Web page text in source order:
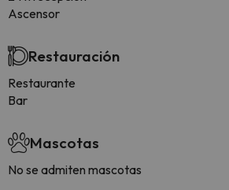
Ascensor
Restauración
Restaurante
Bar
Mascotas
No se admiten mascotas